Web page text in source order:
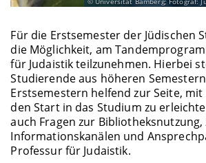
Universität Bamberg; Fotograf:
Für die Erstsemester der Jüdischen
die Möglichkeit, am
für Judaistik teilzunehmen. Hierbei
Studierende aus höheren
Erstsemestern helfend zur Seite,
den Start in das Studium zu
auch Fragen zur Bibliotheksnutzung,
Informationskanälen und
Professur für Judaistik.